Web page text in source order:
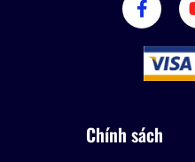
Chính sách